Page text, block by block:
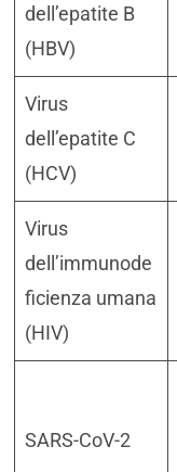
dell’epatite B
(HBV)
Virus
dell’epatite C
(HCV)
Virus
dell’immunode
ficienza umana
(HIV)
SARS-CoV-2